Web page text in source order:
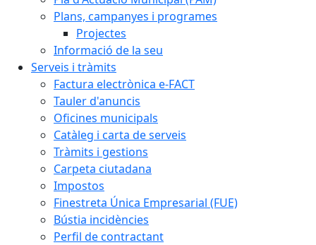
Plans, campanyes i programes
Projectes
Informació de la seu
Serveis i tràmits
Factura electrònica e-FACT
Tauler d'anuncis
Oficines municipals
Catàleg i carta de serveis
Tràmits i gestions
Carpeta ciutadana
Impostos
Finestreta Única Empresarial (FUE)
Bústia incidències
Perfil de contractant